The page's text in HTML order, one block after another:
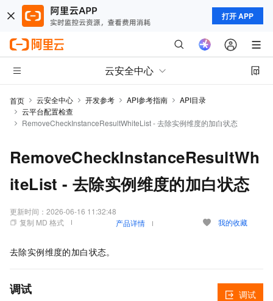
打开 APP
云安全中心
首页 云安全中心 开发参考 API参考指南
API目录
云平台配置检查
RemoveCheckInstanceResultWhiteList - 去除实例维度的加白状态
RemoveCheckInstanceResultWh
iteList - 去除实例维度的加白状态
更新时间： 2026-06-16 11:32:48
复制 MD 格式
产品详情 我的收藏
去除实例维度的加白状态。
调试 调试